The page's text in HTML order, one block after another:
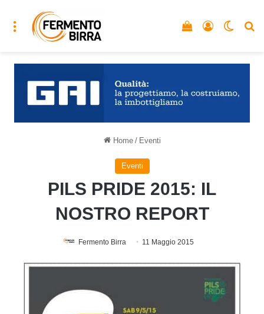
Menu Accedi
Vedi il carrello
Home / Eventi
Eventi
PILS PRIDE 2015: IL
NOSTRO REPORT
Fermento Birra 11 Maggio 2015